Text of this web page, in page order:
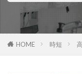
HOME 時短